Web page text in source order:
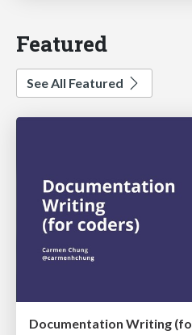
Featured
See All Featured
Documentation Writing